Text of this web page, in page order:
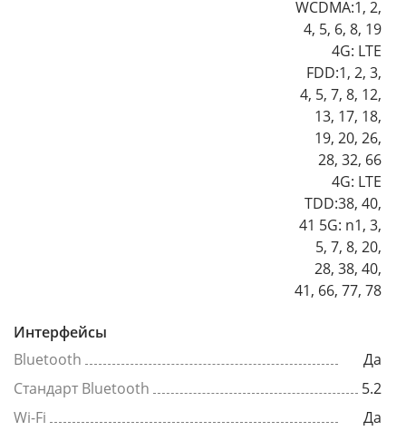
WCDMA:1, 2,
4, 5, 6, 8, 19
4G: LTE
FDD:1, 2, 3,
4, 5, 7, 8, 12,
13, 17, 18,
19, 20, 26,
28, 32, 66
4G: LTE
TDD:38, 40,
41 5G: n1, 3,
5, 7, 8, 20,
28, 38, 40,
41, 66, 77, 78
Интерфейсы
Bluetooth
Да
Стандарт Bluetooth
5.2
Wi-Fi
Да